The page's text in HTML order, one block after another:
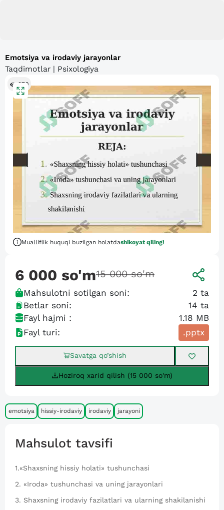
Emotsiya va irodaviy jarayonlar
Taqdimotlar | Psixologiya
970
Mualliflik huquqi buzilgan holatdashikoyat qiling!
6 000 so'm15 000 so'm
Mahsulotni sotilgan soni: 2 ta
Betlar soni:
14 ta
Fayl hajmi :
1.18 MB
Fayl turi:
.pptx
Savatga qo’shish
Hoziroq xarid qilish (15 000 so'm)
emotsiya hissiy-irodaviy irodaviy jarayoni
Mahsulot tavsifi
1.«Shaxsning hissiy holati» tushunchasi
2. «Iroda» tushunchasi va uning jarayonlari
3. Shaxsning irodaviy fazilatlari va ularning shakilanishi